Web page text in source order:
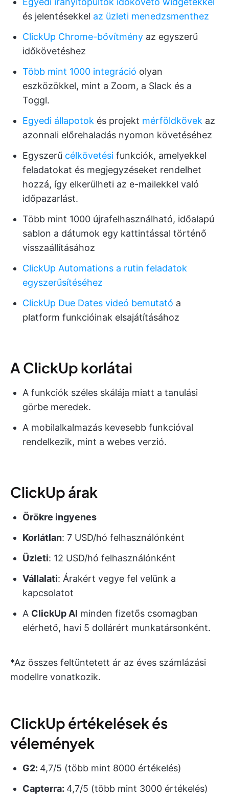
és jelentésekkel az üzleti menedzsmenthez
ClickUp Chrome-bővítmény az egyszerű
időkövetéshez
Több mint 1000 integráció olyan
eszközökkel, mint a Zoom, a Slack és a
Toggl.
Egyedi állapotok és projekt mérföldkövek az
azonnali előrehaladás nyomon követéséhez
Egyszerű célkövetési funkciók, amelyekkel
feladatokat és megjegyzéseket rendelhet
hozzá, így elkerülheti az e-mailekkel való
időpazarlást.
Több mint 1000 újrafelhasználható, időalapú
sablon a dátumok egy kattintással történő
visszaállításához
ClickUp Automations a rutin feladatok
egyszerűsítéséhez
ClickUp Due Dates videó bemutató a
platform funkcióinak elsajátításához
A ClickUp korlátai
A funkciók széles skálája miatt a tanulási
görbe meredek.
A mobilalkalmazás kevesebb funkcióval
rendelkezik, mint a webes verzió.
ClickUp árak
Örökre ingyenes
Korlátlan: 7 USD/hó felhasználónként
Üzleti: 12 USD/hó felhasználónként
Vállalati: Árakért vegye fel velünk a
kapcsolatot
A ClickUp AI minden fizetős csomagban
elérhető, havi 5 dollárért munkatársonként.
*Az összes feltüntetett ár az éves számlázási
modellre vonatkozik.
ClickUp értékelések és
vélemények
G2: 4,7/5 (több mint 8000 értékelés)
Capterra: 4,7/5 (több mint 3000 értékelés)